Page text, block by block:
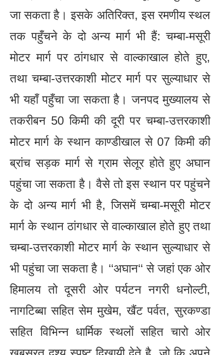
जा सकता है। इसके अतिरिक्त, इस रमणीय स्थल
तक पहुँचने के दो अन्य मार्ग भी हैं: चम्बा-मसूरी
मोटर मार्ग पर ठांगधार से वाल्काखाल होते हुए,
तथा चम्बा-उत्तरकाशी मोटर मार्ग पर सुल्याधार से
भी यहाँ पहुँचा जा सकता है। जनपद मुख्यालय से
तकरीबन 50 किमी की दूरी पर चम्बा-उत्तरकाशी
मोटर मार्ग के स्थान काण्डीखाल से 07 किमी की
ब्रांच सड़क मार्ग से ग्राम सेलूर होते हुए अघान
पहुंचा जा सकता है। वैसे तो इस स्थान पर पहुंचने
के दो अन्य मार्ग भी है, जिसमें चम्बा-मसूरी मोटर
मार्ग के स्थान ठांगधार से वाल्काखाल होते हुए तथा
चम्बा-उत्तरकाशी मोटर मार्ग के स्थान सुल्याधार से
भी पहुंचा जा सकता है। ‘‘अघान‘‘ से जहां एक ओर
हिमालय तो दूसरी ओर पर्यटन नगरी धनोल्टी,
नागटिब्बा सहित सेम मुखेम, खैंट पर्वत, सुरकण्डा
सहित विभिन्न धार्मिक स्थलों सहित चारो ओर